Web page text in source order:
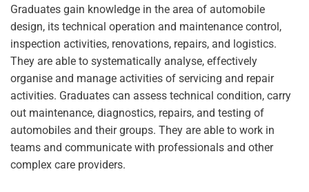
Graduates gain knowledge in the area of automobile
design, its technical operation and maintenance control,
inspection activities, renovations, repairs, and logistics.
They are able to systematically analyse, effectively
organise and manage activities of servicing and repair
activities. Graduates can assess technical condition, carry
out maintenance, diagnostics, repairs, and testing of
automobiles and their groups. They are able to work in
teams and communicate with professionals and other
complex care providers.